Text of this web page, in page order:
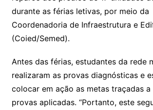
durante as férias letivas, por meio da
Coordenadoria de Infraestrutura e
(Coied/Semed).
Antes das férias, estudantes da rede
realizaram as provas diagnósticas e
colocar em ação as metas traçadas
provas aplicadas. “Portanto, este